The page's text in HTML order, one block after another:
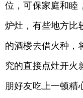
位，可保家庭和睦
炉灶，有些地方比
的酒楼去借火种，
究的直接点灶开火
朋好友吃上一顿精